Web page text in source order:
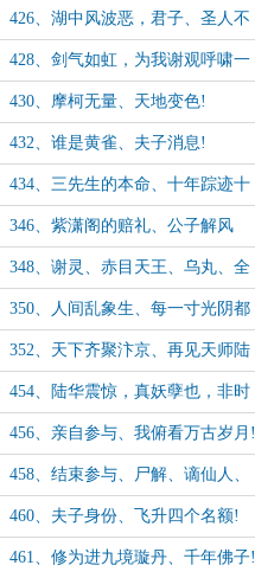
426、湖中风波恶，君子、圣人不
救!
428、剑气如虹，为我谢观呼啸一
次!
430、摩柯无量、天地变色!
432、谁是黄雀、夫子消息!
434、三先生的本命、十年踪迹十
年心!
346、紫潇阁的赔礼、公子解风
情？
348、谢灵、赤目天王、乌丸、全
军覆没!
350、人间乱象生、每一寸光阴都
是如此紧迫!
352、天下齐聚汴京、再见天师陆
华!
454、陆华震惊，真妖孽也，非时
运不能自通！
456、亲自参与、我俯看万古岁月!
（3k，求追读!）
458、结束参与、尸解、谪仙人、
本命.不识青天高（5k，求月票!）
460、夫子身份、飞升四个名额!
（4k，求月票!）
461、修为进九境璇丹、千年佛子!